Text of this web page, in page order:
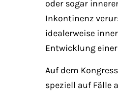
oder sogar
Inkontinenz
idealerweise
Entwicklung
Auf dem
speziell auf Fälle